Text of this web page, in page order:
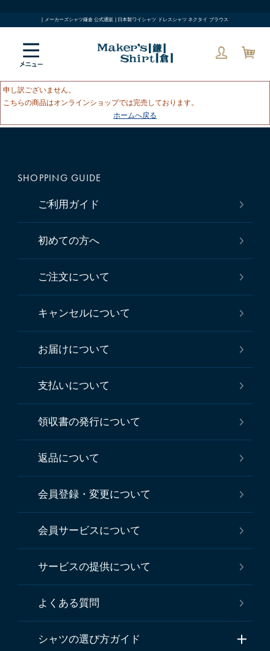
| メーカーズシャツ鎌倉 公式通販 | 日本製ワイシャツ ドレスシャツ ネクタイ ブラウス
申し訳ございません。
こちらの商品はオンラインショップでは完売しております。
ホームへ戻る
SHOPPING GUIDE
ご利用ガイド
初めての方へ
ご注文について
キャンセルについて
お届けについて
支払いについて
領収書の発行について
返品について
会員登録・変更について
会員サービスについて
サービスの提供について
よくある質問
シャツの選び方ガイド